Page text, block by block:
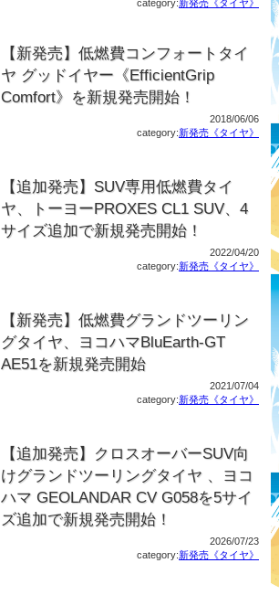
category:新発売《タイヤ》
【新発売】低燃費コンフォートタイ
ヤ グッドイヤー《EfficientGrip
Comfort》を新規発売開始！
2018/06/06
category:新発売《タイヤ》
【追加発売】SUV専用低燃費タイ
ヤ、トーヨーPROXES CL1 SUV、4
サイズ追加で新規発売開始！
2022/04/20
category:新発売《タイヤ》
【新発売】低燃費グランドツーリン
グタイヤ、ヨコハマBluEarth-GT
AE51を新規発売開始
2021/07/04
category:新発売《タイヤ》
【追加発売】クロスオーバーSUV向
けグランドツーリングタイヤ 、ヨコ
ハマ GEOLANDAR CV G058を5サイ
ズ追加で新規発売開始！
2026/07/23
category:新発売《タイヤ》